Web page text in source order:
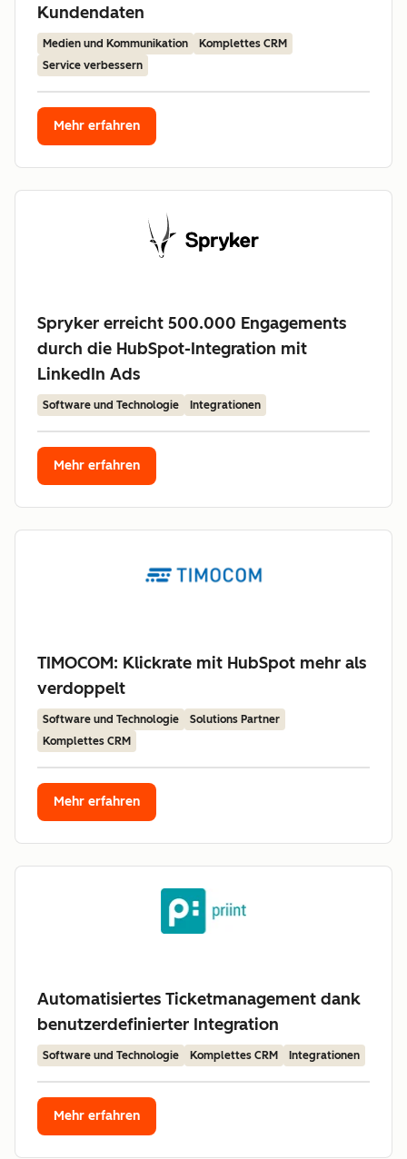
Kundendaten
Medien und Kommunikation
Komplettes CRM
Service verbessern
Mehr erfahren
Spryker erreicht 500.000 Engagements
durch die HubSpot-Integration mit
LinkedIn Ads
Software und Technologie Integrationen
Mehr erfahren
TIMOCOM: Klickrate mit HubSpot mehr als
verdoppelt
Software und Technologie
Solutions Partner
Komplettes CRM
Mehr erfahren
Automatisiertes Ticketmanagement dank
benutzerdefinierter Integration
Software und Technologie Komplettes CRM Integrationen
Mehr erfahren